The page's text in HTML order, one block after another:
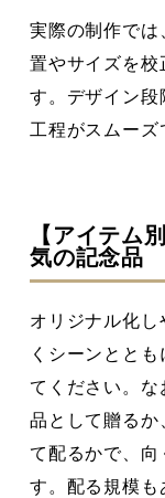
実際の制作では
置やサイズを校
す。デザイン段
工程がスムーズ
【アイテム
気の記念品
オリジナル化し
くシーンとと
てください。な
品として贈るか
て配るかで、向
す。配る規模も